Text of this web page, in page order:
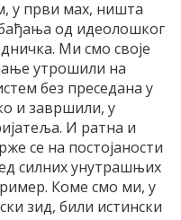
у први мах, ништа
од идеолошког
Ми смо своје
утрошили на
без преседана у
и завршили, у
И ратна и
се на постојаности
силних унутрашњих
Коме смо ми, у
зид, били истински